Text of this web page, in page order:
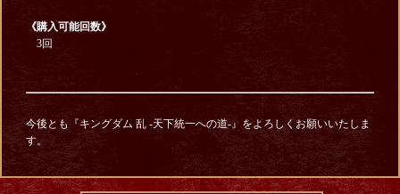
《購入可能回数》
3回
今後とも『キングダム 乱 -天下統一への道-』をよろしくお願いいたしま
す。